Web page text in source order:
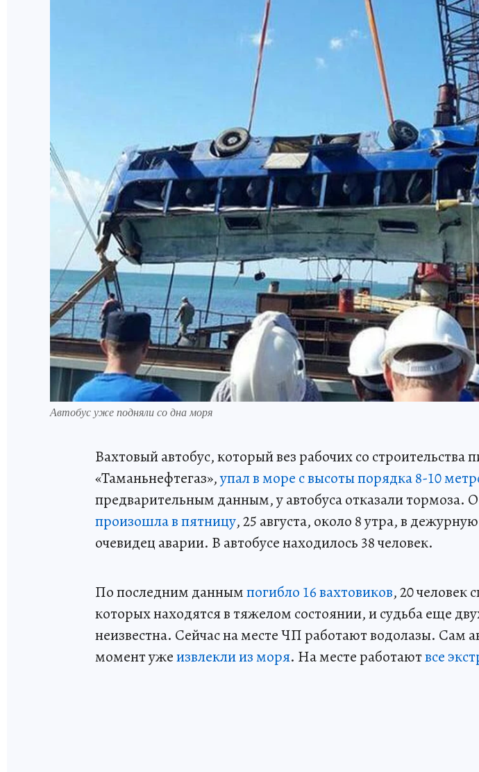
Автобус уже подняли со дна моря
Вахтовый автобус, который вез рабочих со строительства
«Таманьнефтегаз»,упал в море с высоты порядка 8-10
предварительным данным, у автобуса отказали тормоза. О
произошла в пятницу, 25 августа, около 8 утра, в
очевидец аварии. В автобусе находилось 38 человек.
По последним даннымпогибло 16 вахтовиков, 20 человек
которых находятся в тяжелом состоянии, и судьба еще
неизвестна. Сейчас на месте ЧП работают водолазы. Сам
момент ужеизвлекли из моря. На месте работаютвсе